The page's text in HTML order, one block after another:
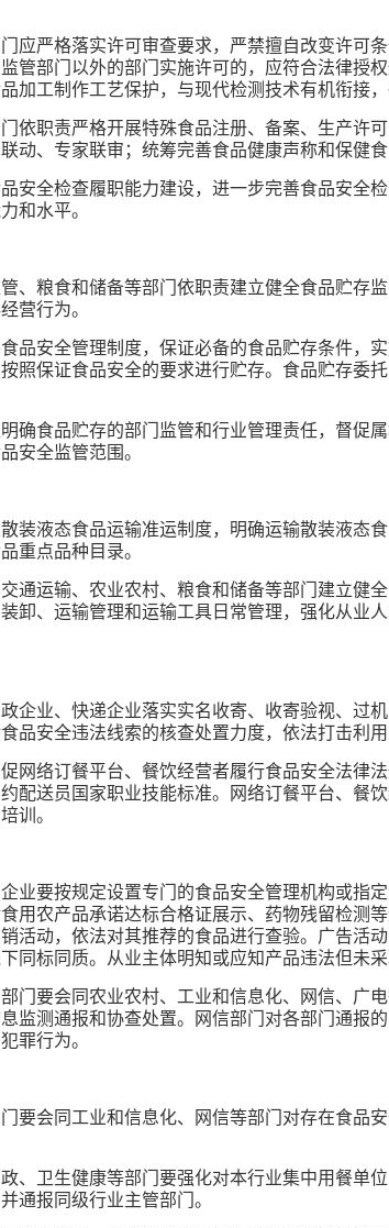
应严格落实许可审查要求，严禁擅自改变许可
管部门以外的部门实施许可的，应符合法律授
加工制作工艺保护，与现代检测技术有机衔接，
依职责严格开展特殊食品注册、备案、生产许
、专家联审；统筹完善食品健康声称和保健食
安全检查履职能力建设，进一步完善食品安全
和水平。
、粮食和储备等部门依职责建立健全食品贮存
营行为。
品安全管理制度，保证必备的食品贮存条件，
照保证食品安全的要求进行贮存。食品贮存委
确食品贮存的部门监管和行业管理责任，督促
安全监管范围。
装液态食品运输准运制度，明确运输散装液态
重点品种目录。
通运输、农业农村、粮食和储备等部门建立健
卸、运输管理和运输工具日常管理，强化从业
企业、快递企业落实实名收寄、收寄验视、过
安全违法线索的核查处置力度，依法打击利
网络订餐平台、餐饮经营者履行食品安全法律
配送员国家职业技能标准。网络订餐平台、餐
训。
业要按规定设置专门的食品安全管理机构或指
用农产品承诺达标合格证展示、药物残留检测
活动，依法对其推荐的食品进行查验。广告活
同标同质。从业主体明知或应知产品违法但未
门要会同农业农村、工业和信息化、网信、广
监测通报和协查处置。网信部门对各部门通报
罪行为。
要会同工业和信息化、网信等部门对存在食品
、卫生健康等部门要强化对本行业集中用餐单
通报同级行业主管部门。